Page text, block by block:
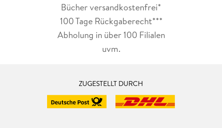
Bücher versandkostenfrei*
100 Tage Rückgaberecht***
Abholung in über 100 Filialen
uvm.
ZUGESTELLT DURCH